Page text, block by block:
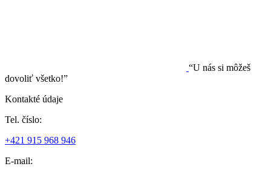
“U nás si môžeš
dovoliť všetko!”
Kontakté údaje
Tel. číslo:
+421 915 968 946
E-mail: